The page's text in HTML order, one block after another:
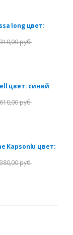
long цвет:
руб.
цвет: синий
руб.
Kapsonlu цвет:
руб.